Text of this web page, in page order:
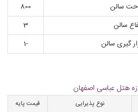
سالن
800
سالن
3
گیری سالن
-1
هتل عباسی اصفهان
نوع پذیرایی قیمت پایه